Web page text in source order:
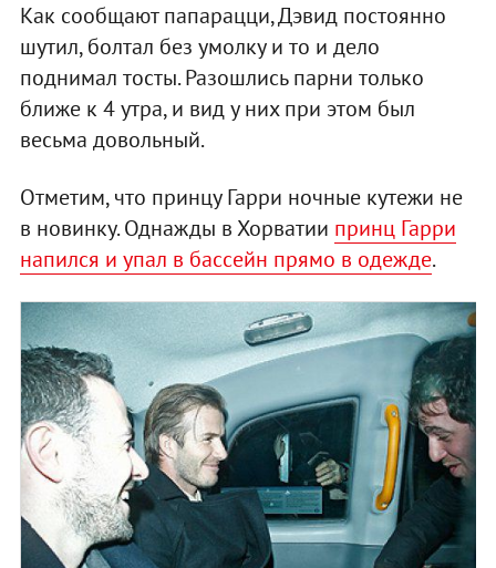
Как сообщают папарацци, Дэвид постоянно
шутил, болтал без умолку и то и дело
поднимал тосты. Разошлись парни только
ближе к 4 утра, и вид у них при этом был
весьма довольный.
Отметим, что принцу Гарри ночные кутежи не
в новинку. Однажды в Хорватии принц Гарри
напился и упал в бассейн прямо в одежде.